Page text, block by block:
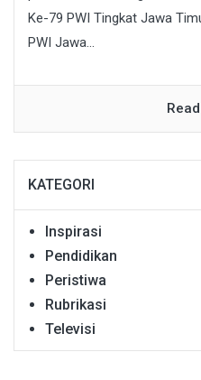
Ke-79 PWI Tingkat Jawa
PWI Jawa...
KATEGORI
Inspirasi
Pendidikan
Peristiwa
Rubrikasi
Televisi